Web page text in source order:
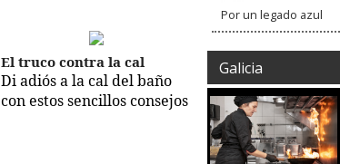
El truco contra la cal
Di adiós a la cal del baño
con estos sencillos consejos
Por un legado azul
Galicia